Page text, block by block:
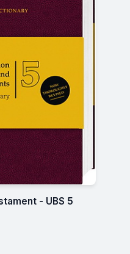
- UBS 5